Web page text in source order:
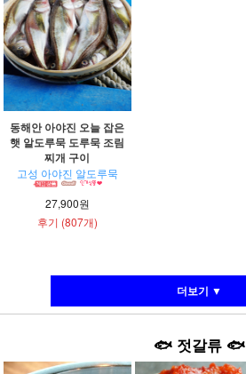
동해안 아야진 오늘 잡은
햇 알도루묵 도루묵 조림
찌개 구이
고성 아야진 알도루묵
27,900원
후기 (807개)
더보기 ▼
🐟젓갈류 🐟